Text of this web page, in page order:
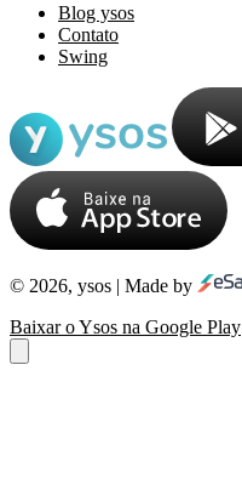
Blog ysos
Contato
Swing
© 2026, ysos | Made by
Baixar o Ysos na Google Play